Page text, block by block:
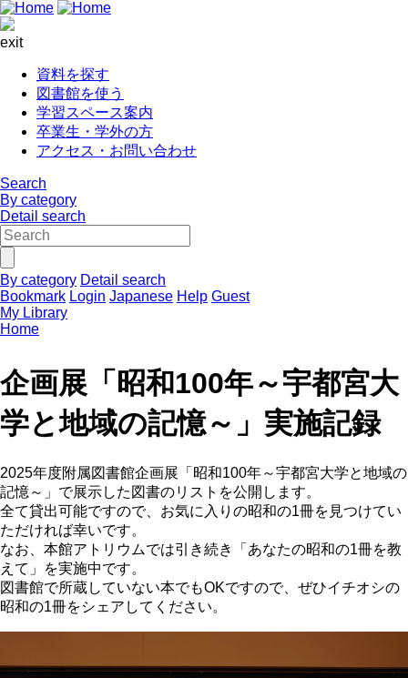
exit
資料を探す
図書館を使う
学習スペース案内
卒業生・学外の方
アクセス・お問い合わせ
Search
By category
Detail search
By category Detail search
Bookmark Login Japanese Help Guest
My Library
Home
企画展「昭和100年～宇都宮大
学と地域の記憶～」実施記録
2025年度附属図書館企画展「昭和100年～宇都宮大学と地域の
記憶～」で展示した図書のリストを公開します。
全て貸出可能ですので、お気に入りの昭和の1冊を見つけてい
ただければ幸いです。
なお、本館アトリウムでは引き続き「あなたの昭和の1冊を教
えて」を実施中です。
図書館で所蔵していない本でもOKですので、ぜひイチオシの
昭和の1冊をシェアしてください。